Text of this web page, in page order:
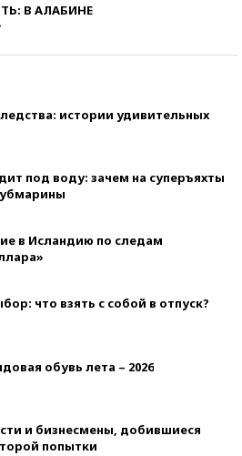
В АЛАБИНЕ
истории удивительных
под воду: зачем на суперъяхты
в Исландию по следам
что взять с собой в отпуск?
обувь лета – 2026
и бизнесмены, добившиеся
попытки